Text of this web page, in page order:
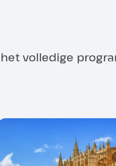
volledige
wij je ID-kaart of
dit in verband met de